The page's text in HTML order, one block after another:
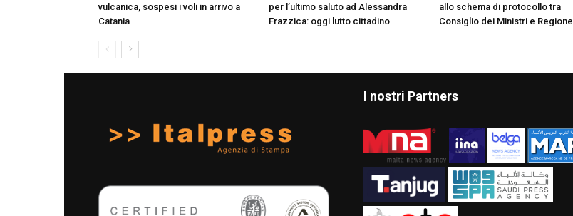
vulcanica, sospesi i voli in arrivo a
Catania
per l’ultimo saluto ad Alessandra
Frazzica: oggi lutto cittadino
allo schema di protocollo tra
Consiglio dei Ministri e Regione
I nostri Partners